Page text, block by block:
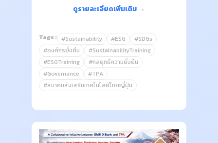
ดูรายละเอียดเพิ่มเติม →
Tags : #Sustainability #ESG
#SDGs
#องค์กรยั่งยืน
#SustainabilityTraining
#ESGTraining
#กลยุทธ์ความยั่งยืน
#Governance
#TPA
#สมาคมส่งเสริมเทคโนโลยีไทยญี่ปุ่น